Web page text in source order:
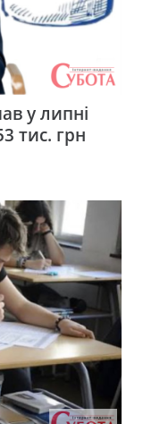
у липні
тис. грн